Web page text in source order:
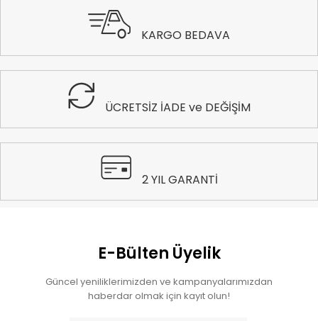
KARGO BEDAVA
ÜCRETSİZ İADE ve DEĞİŞİM
2 YIL GARANTİ
E-Bülten Üyelik
Güncel yeniliklerimizden ve kampanyalarımızdan
haberdar olmak için kayıt olun!